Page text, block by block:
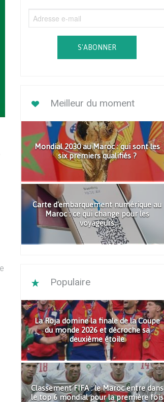
S'ABONNER
Meilleur du moment
Mondial 2030 au Maroc : qui sont les
six premiers qualifiés ?
Carte d'embarquement numérique au
Maroc : ce qui change pour les
voyageurs
Populaire
La Roja domine la finale de la Coupe
du monde 2026 et décroche sa
deuxième étoile
Classement FIFA : le Maroc entre dans
le top 6 mondial pour la première fois